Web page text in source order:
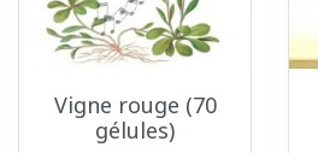
Vigne rouge (70
gélules)